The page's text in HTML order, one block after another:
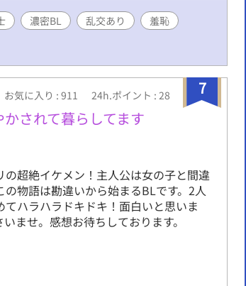
旅館での罰ゲームがエスカレートした
バックする。韮川の息が乱れ、「もっ
。隣のブースから松谷の「んっ、そこ
漏れ、坂口のサポートが入る中、空気が
ョンのぬるぬるとした感触が肌を滑り、
短パンの裾を掠め、内ももの膨らみに触
クッと反応。坂口の提案で「スペシャ
まり、全裸の韮川の太い陰茎が露わにな
包む。隣のブースでも部内一の巨根の
が松谷を刺激し、喘ぎが重なる。順番待
聞こえる中、グチュグチュの水音がス
ートは止まらず、全員が全裸に。佑司
濃密BL 乱交あり
羞恥
7
お気に入り : 911 24h.ポイント : 28
されて暮らしてます
の超絶イケメン！主人公は女の子と間違
の物語は勘違いから始まるBLです。2人
てハラハラドキドキ！面白いと思いま
ませ。感想お待ちしております。